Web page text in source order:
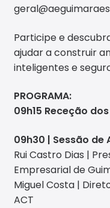
Participe e
ajudar a construir
inteligentes e
PROGRAMA:
09h15 Receção
09h30 | Sessão de
Rui Castro Dias |
Empresarial de
Miguel Costa |
ACT